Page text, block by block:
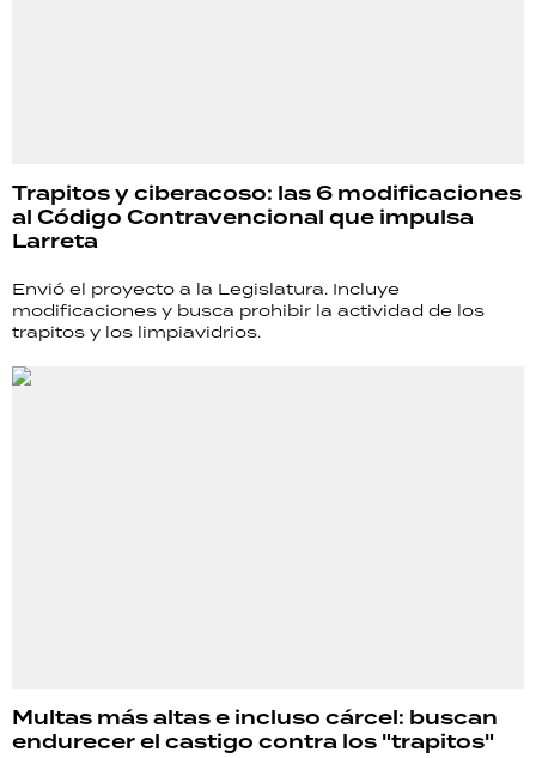
Trapitos y ciberacoso: las 6 modificaciones
al Código Contravencional que impulsa
Larreta
Envió el proyecto a la Legislatura. Incluye
modificaciones y busca prohibir la actividad de los
trapitos y los limpiavidrios.
Multas más altas e incluso cárcel: buscan
endurecer el castigo contra los "trapitos"